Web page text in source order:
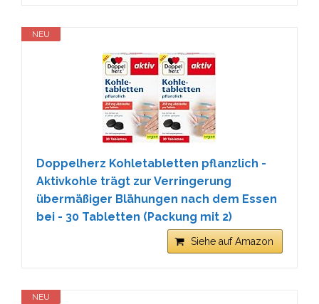
NEU
Doppelherz Kohletabletten pflanzlich -
Aktivkohle trägt zur Verringerung
übermäßiger Blähungen nach dem Essen
bei - 30 Tabletten (Packung mit 2)
Siehe auf Amazon
NEU